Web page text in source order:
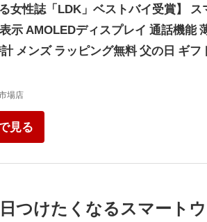
る女性誌「LDK」ベストバイ受賞】
示 AMOLEDディスプレイ 通話機能
計 メンズ ラッピング無料 父の日 ギ
場店
見る
つけたくなるスマート